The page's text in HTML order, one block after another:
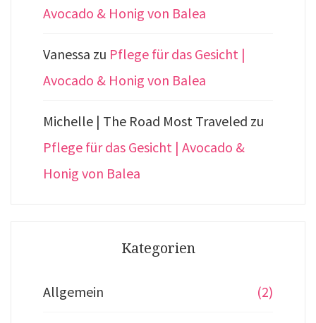
Avocado & Honig von Balea
Vanessa zu Pflege für das Gesicht |
Avocado & Honig von Balea
Michelle | The Road Most Traveled zu
Pflege für das Gesicht | Avocado &
Honig von Balea
Kategorien
Allgemein (2)